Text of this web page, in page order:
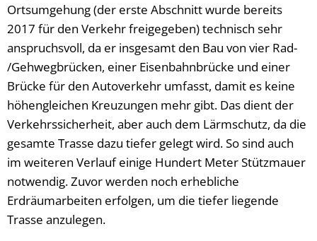
Ortsumgehung (der erste Abschnitt wurde bereits
2017 für den Verkehr freigegeben) technisch sehr
anspruchsvoll, da er insgesamt den Bau von vier Rad-
/Gehwegbrücken, einer Eisenbahnbrücke und einer
Brücke für den Autoverkehr umfasst, damit es keine
höhengleichen Kreuzungen mehr gibt. Das dient der
Verkehrssicherheit, aber auch dem Lärmschutz, da die
gesamte Trasse dazu tiefer gelegt wird. So sind auch
im weiteren Verlauf einige Hundert Meter Stützmauer
notwendig. Zuvor werden noch erhebliche
Erdräumarbeiten erfolgen, um die tiefer liegende
Trasse anzulegen.